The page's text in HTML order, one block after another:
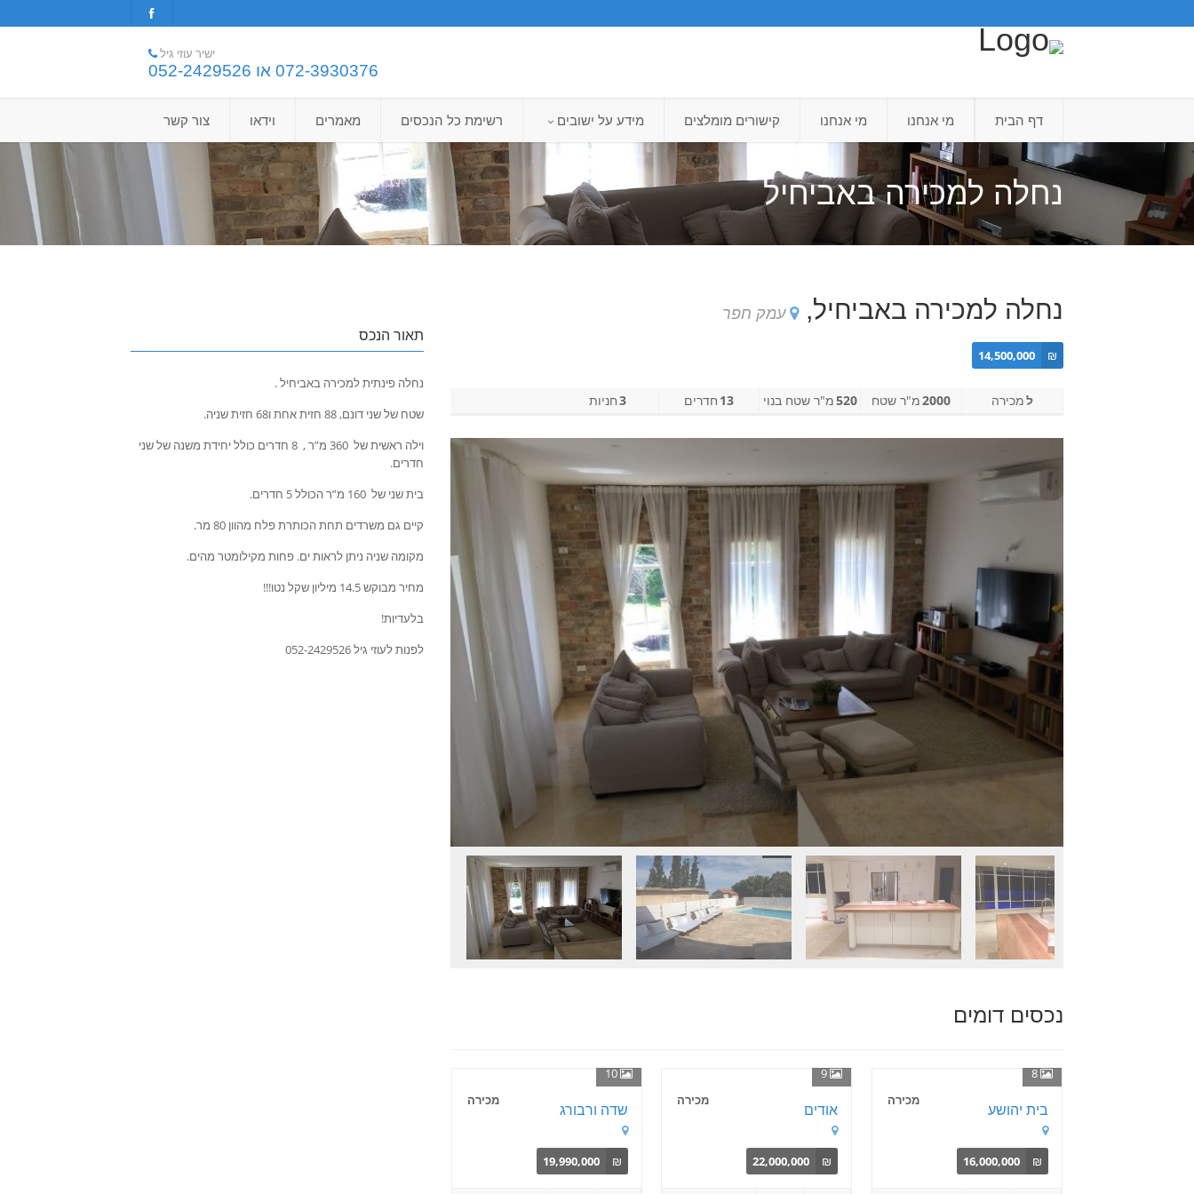
ישיר עוזי גיל
072-3930376 או 052-2429526
דף הבית מי אנחנו מי אנחנו קישורים מומלצים מידע על ישובים רשימת כל הנכסים מאמרים וידאו צור קשר
נחלה למכירה באביחיל
נחלה למכירה באביחיל, עמק חפר
₪
14,500,000
למכירה 2000מ"ר שטח 520מ"ר שטח בנוי 13 חדרים 3חניות
נכסים דומים
10
מכירה
שדה ורבורג
₪
19,990,000
9
מכירה
אודים
₪
22,000,000
8
מכירה
בית יהושע
₪
16,000,000
תאור הנכס
נחלה פינתית למכירה באביחיל .
שטח של שני דונם, 88 חזית אחת ו68 חזית שניה.
וילה ראשית של 360 מ”ר , 8 חדרים כולל יחידת משנה של שני
חדרים.
בית שני של 160 מ”ר הכולל 5 חדרים.
קיים גם משרדים תחת הכותרת פלח מהוון 80 מר.
מקומה שניה ניתן לראות ים. פחות מקילומטר מהים.
מחיר מבוקש 14.5 מיליון שקל נטו!!!
בלעדיות!
לפנות לעוזי גיל 052-2429526